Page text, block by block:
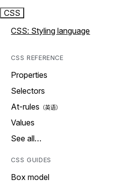
CSS
CSS: Styling language
CSS REFERENCE
Properties
Selectors
At-rules
Values
See all…
CSS GUIDES
Box model